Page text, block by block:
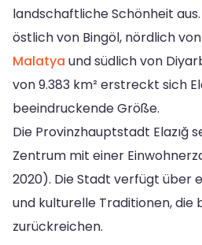
landschaftliche Schönheit
östlich von Bingöl, nördlich
Malatya und südlich von
von 9.383 km² erstreckt sich
beeindruckende Größe.
Die Provinzhauptstadt Elazığ
Zentrum mit einer
2020). Die Stadt verfügt über
und kulturelle Traditionen, die
zurückreichen.